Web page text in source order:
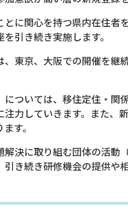
に関心を持つ県内在住者
引き続き実施します。
、東京、大阪での開催を
については、移住定住・
力していきます。また、
す。
決に取り組む団体の活動
き続き研修機会の提供や